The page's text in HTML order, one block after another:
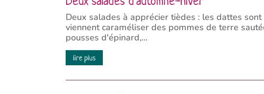
Deux salades à apprécier tièdes : les dattes
viennent caraméliser des pommes de terre
pousses d'épinard,...
lire plus